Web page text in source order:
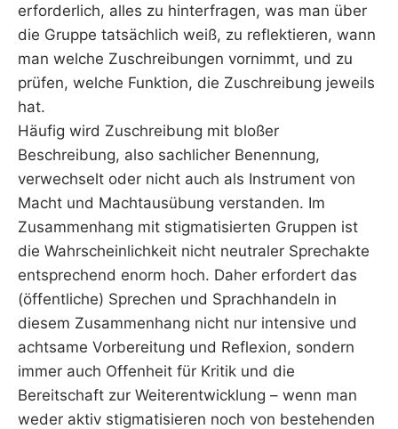
erforderlich, alles zu hinterfragen, was man über
die Gruppe tatsächlich weiß, zu reflektieren, wann
man welche Zuschreibungen vornimmt, und zu
prüfen, welche Funktion, die Zuschreibung jeweils
hat.
Häufig wird Zuschreibung mit bloßer
Beschreibung, also sachlicher Benennung,
verwechselt oder nicht auch als Instrument von
Macht und Machtausübung verstanden. Im
Zusammenhang mit stigmatisierten Gruppen ist
die Wahrscheinlichkeit nicht neutraler Sprechakte
entsprechend enorm hoch. Daher erfordert das
(öffentliche) Sprechen und Sprachhandeln in
diesem Zusammenhang nicht nur intensive und
achtsame Vorbereitung und Reflexion, sondern
immer auch Offenheit für Kritik und die
Bereitschaft zur Weiterentwicklung – wenn man
weder aktiv stigmatisieren noch von bestehenden